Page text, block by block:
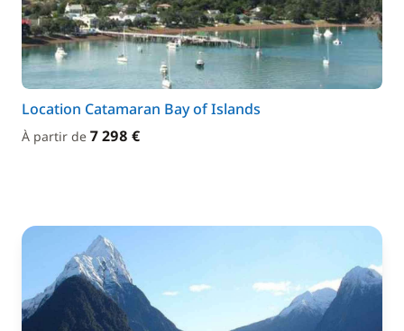
Location Catamaran Bay of Islands
À partir de 7 298 €